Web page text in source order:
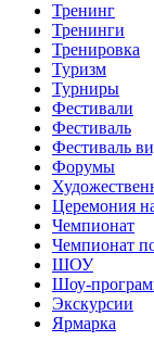
Тренинг
Тренинги
Тренировка
Туризм
Турниры
Фестивали
Фестиваль
Фестиваль
Форумы
Церемония
Чемпионат
Чемпионат
ШОУ
Шоу-
Экскурсии
Ярмарка